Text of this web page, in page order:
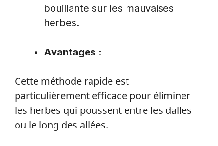
bouillante sur les mauvaises
herbes.
Avantages :
Cette méthode rapide est
particulièrement efficace pour éliminer
les herbes qui poussent entre les dalles
ou le long des allées.